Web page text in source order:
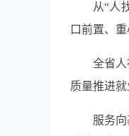
从“人
口前置、
全省
质量推进
服务